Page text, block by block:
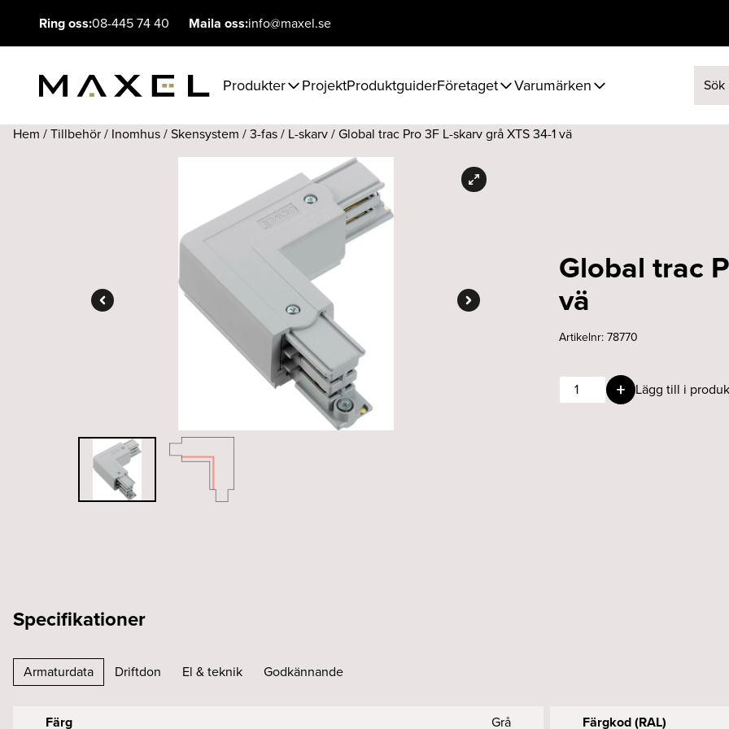
Ring oss:08-445 74 40 Maila oss:info@maxel.se
Produkter ProjektProduktguiderFöretaget Varumärken Sök
Hem /Tillbehör/ Inomhus/Skensystem /3-fas/ L-skarv/ Global trac Pro 3F L-skarv grå XTS 34-1 vä
Global trac
vä
Artikelnr:78770
Global
trac
Lägg till i
Specifikationer
Armaturdata Driftdon El & teknik Godkännande
Färg Grå
Färgkod (RAL)